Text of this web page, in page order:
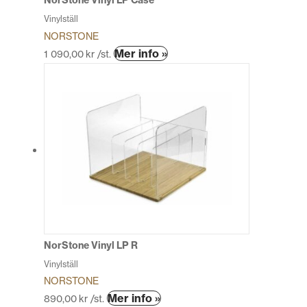
Vinylställ
NORSTONE
1 090,00 kr /st. Mer info »Den
flera
varianter.
De
olika
alternativen
kan
NorStone Vinyl LP R
Vinylställ
NORSTONE
890,00 kr /st. Mer info »Den